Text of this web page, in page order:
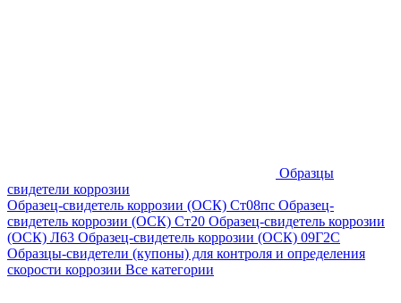
Образцы
свидетели коррозии
Образец-свидетель коррозии (ОСК) Ст08пс Образец-
свидетель коррозии (ОСК) Ст20 Образец-свидетель коррозии
(ОСК) Л63 Образец-свидетель коррозии (ОСК) 09Г2С
Образцы-свидетели (купоны) для контроля и определения
скорости коррозии Все категории